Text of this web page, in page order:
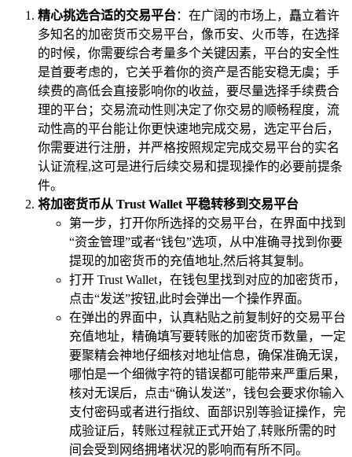
精心挑选合适的交易平台：在广阔的市场上，矗立着许
多知名的加密货币交易平台，像币安、火币等，在选择
的时候，你需要综合考量多个关键因素，平台的安全性
是首要考虑的，它关乎着你的资产是否能安稳无虞；手
续费的高低会直接影响你的收益，要尽量选择手续费合
理的平台；交易流动性则决定了你交易的顺畅程度，流
动性高的平台能让你更快速地完成交易，选定平台后，
你需要进行注册，并严格按照规定完成交易平台的实名
认证流程,这可是进行后续交易和提现操作的必要前提条
件。
将加密货币从 Trust Wallet 平稳转移到交易平台
第一步，打开你所选择的交易平台，在界面中找到
“资金管理”或者“钱包”选项，从中准确寻找到你要
提现的加密货币的充值地址,然后将其复制。
打开 Trust Wallet，在钱包里找到对应的加密货币，
点击“发送”按钮,此时会弹出一个操作界面。
在弹出的界面中，认真粘贴之前复制好的交易平台
充值地址，精确填写要转账的加密货币数量，一定
要聚精会神地仔细核对地址信息，确保准确无误，
哪怕是一个细微字符的错误都可能带来严重后果，
核对无误后，点击“确认发送”，钱包会要求你输入
支付密码或者进行指纹、面部识别等验证操作，完
成验证后，转账过程就正式开始了,转账所需的时
间会受到网络拥堵状况的影响而有所不同。